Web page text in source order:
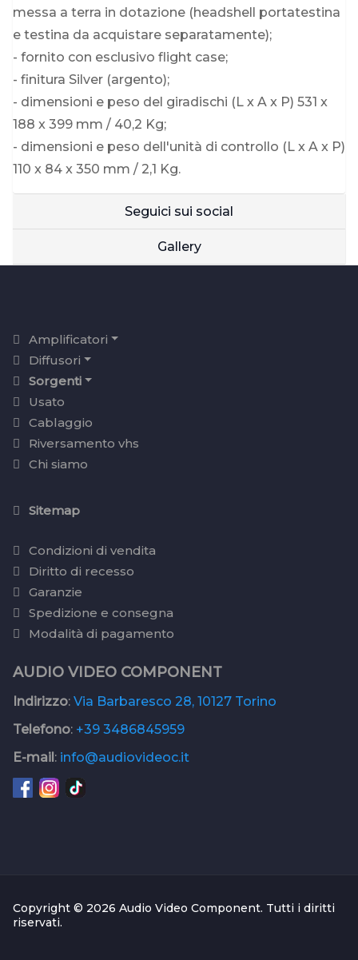
messa a terra in dotazione (headshell portatestina
e testina da acquistare separatamente);
- fornito con esclusivo flight case;
- finitura Silver (argento);
- dimensioni e peso del giradischi (L x A x P) 531 x
188 x 399 mm / 40,2 Kg;
- dimensioni e peso dell'unità di controllo (L x A x P)
110 x 84 x 350 mm / 2,1 Kg.
Seguici sui social
Gallery
Amplificatori
Diffusori
Sorgenti
Usato
Cablaggio
Riversamento vhs
Chi siamo
Sitemap
Condizioni di vendita
Diritto di recesso
Garanzie
Spedizione e consegna
Modalità di pagamento
AUDIO VIDEO COMPONENT
Indirizzo: Via Barbaresco 28, 10127 Torino
Telefono: +39 3486845959
E-mail: info@audiovideoc.it
Copyright © 2026 Audio Video Component. Tutti i diritti
riservati.